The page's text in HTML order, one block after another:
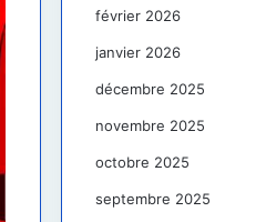
février 2026
janvier 2026
décembre 2025
novembre 2025
octobre 2025
septembre 2025